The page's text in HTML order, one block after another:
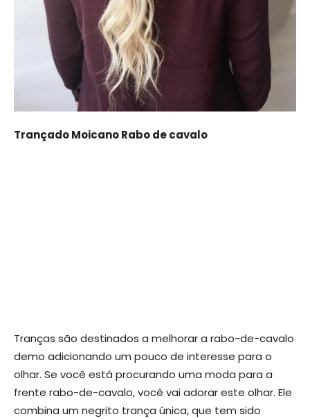
Trançado Moicano Rabo de cavalo
Tranças são destinados a melhorar a rabo-de-cavalo
demo adicionando um pouco de interesse para o
olhar. Se você está procurando uma moda para a
frente rabo-de-cavalo, você vai adorar este olhar. Ele
combina um negrito trança única, que tem sido